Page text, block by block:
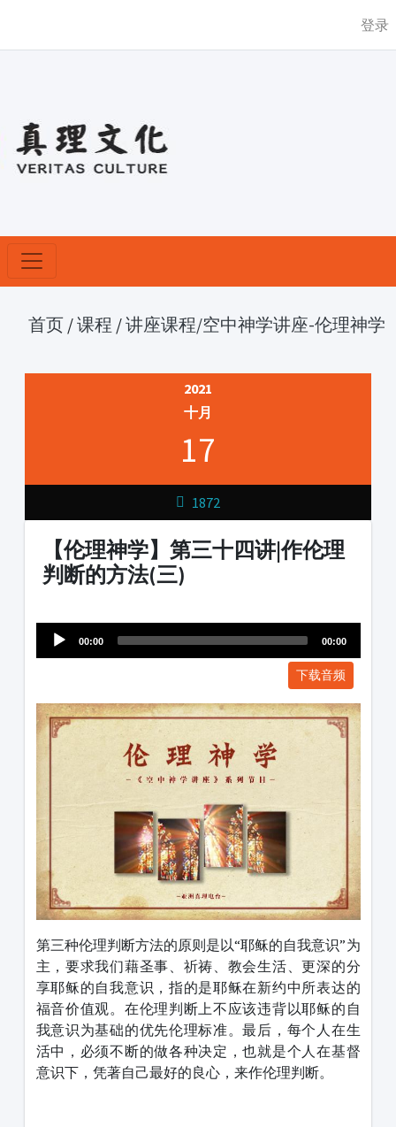
登录
首页 /课程 /讲座课程/空中神学讲座-伦理神学
2021
十月
17
1872
【伦理神学】第三十四讲|作伦理
判断的方法(三)
Player
00:00 00:00
下载音频
第三种伦理判断方法的原则是以“耶稣的自我意识”为
主，要求我们藉圣事、祈祷、教会生活、更深的分
享耶稣的自我意识，指的是耶稣在新约中所表达的
福音价值观。在伦理判断上不应该违背以耶稣的自
我意识为基础的优先伦理标准。最后，每个人在生
活中，必须不断的做各种决定，也就是个人在基督
意识下，凭著自己最好的良心，来作伦理判断。